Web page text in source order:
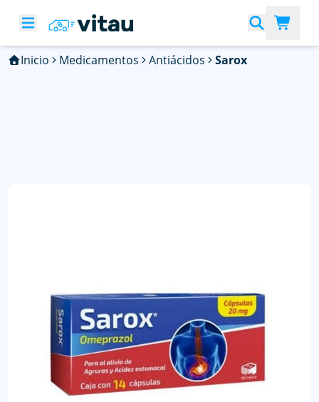
Inicio Medicamentos Antiácidos Sarox